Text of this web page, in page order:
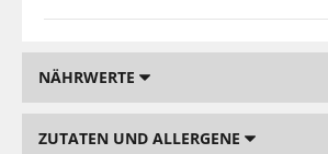
NÄHRWERTE
ZUTATEN UND ALLERGENE